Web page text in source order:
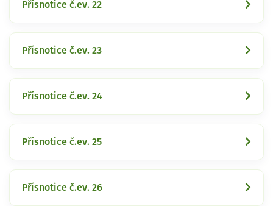
Přísnotice č.ev. 22
Přísnotice č.ev. 23
Přísnotice č.ev. 24
Přísnotice č.ev. 25
Přísnotice č.ev. 26